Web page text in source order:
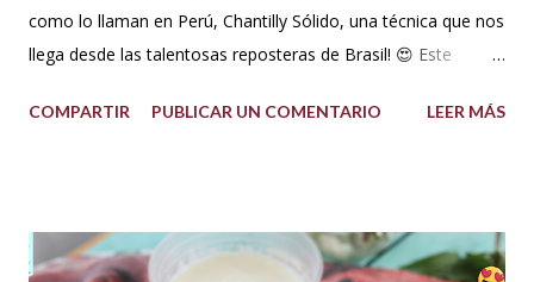
como lo llaman en Perú, Chantilly Sólido, una técnica que nos
llega desde las talentosas reposteras de Brasil! 😍 Este
propiedad de solidificarse al enfriarse, evitando así que se
auténtica maravilla. Se lo puede preparar de diferentes
COMPARTIR PUBLICAR UN COMENTARIO LEER MÁS